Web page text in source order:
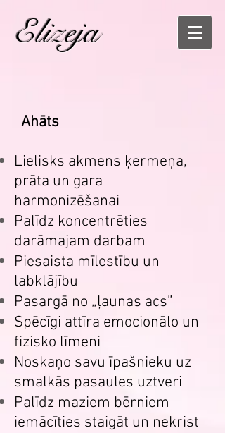
Elizeja
Ahāts
Lielisks akmens ķermeņa,
prāta un gara
harmonizēšanai
Palīdz koncentrēties
darāmajam darbam
Piesaista mīlestību un
labklājību
Pasargā no „ļaunas acs”
Spēcīgi attīra emocionālo un
fizisko līmeni
Noskaņo savu īpašnieku uz
smalkās pasaules uztveri
Palīdz maziem bērniem
iemācīties staigāt un nekrist